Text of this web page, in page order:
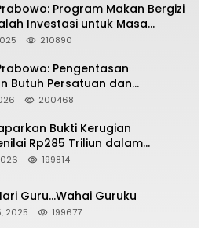
Program Makan Bergizi
Investasi untuk Masa
210890
Pengentasan
Butuh Persatuan dan
yang Bertanggung Jawab
200468
Bukti Kerugian
Rp285 Triliun dalam
Korupsi PT Pertamina
199814
Guru…Wahai Guruku
2025 199677